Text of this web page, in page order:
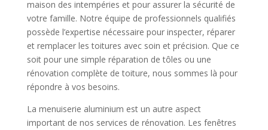
maison des intempéries et pour assurer la sécurité de
votre famille. Notre équipe de professionnels qualifiés
possède l’expertise nécessaire pour inspecter, réparer
et remplacer les toitures avec soin et précision. Que ce
soit pour une simple réparation de tôles ou une
rénovation complète de toiture, nous sommes là pour
répondre à vos besoins.
La menuiserie aluminium est un autre aspect
important de nos services de rénovation. Les fenêtres